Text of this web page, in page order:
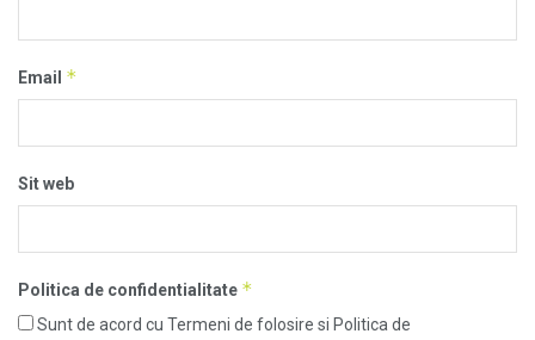
Email *
Sit web
Politica de confidentialitate *
Sunt de acord cu Termeni de folosire si Politica de